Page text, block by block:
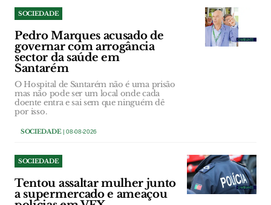
SOCIEDADE
Pedro Marques acusado de
governar com arrogância
sector da saúde em
Santarém
O Hospital de Santarém não é uma prisão
mas não pode ser um local onde cada
doente entra e sai sem que ninguém dê
por isso.
SOCIEDADE| 08-08-2026
SOCIEDADE
Tentou assaltar mulher junto
a supermercado e ameaçou